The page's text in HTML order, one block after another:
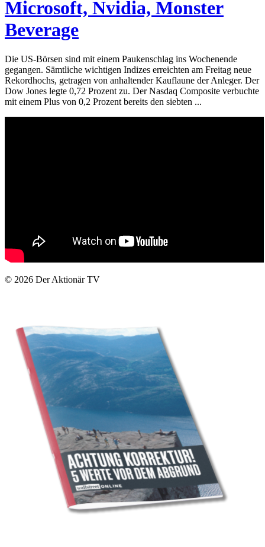
Microsoft, Nvidia, Monster
Beverage
Die US-Börsen sind mit einem Paukenschlag ins Wochenende
gegangen. Sämtliche wichtigen Indizes erreichten am Freitag neue
Rekordhochs, getragen von anhaltender Kauflaune der Anleger. Der
Dow Jones legte 0,72 Prozent zu. Der Nasdaq Composite verbuchte
mit einem Plus von 0,2 Prozent bereits den siebten ...
© 2026 Der Aktionär TV